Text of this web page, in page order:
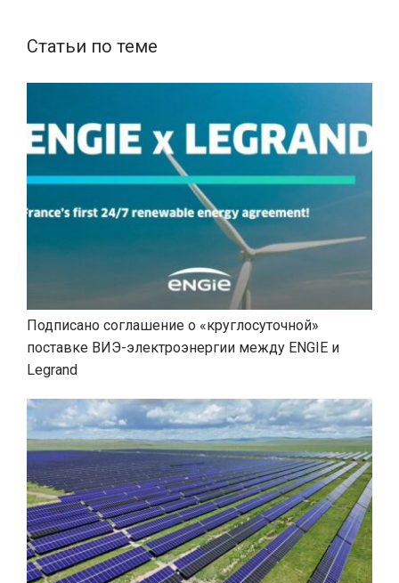
Статьи по теме
Подписано соглашение о «круглосуточной»
поставке ВИЭ-электроэнергии между ENGIE и
Legrand